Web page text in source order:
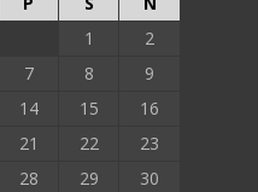
1
2
7 8
9
14 15
16
21 22
23
28 29
30